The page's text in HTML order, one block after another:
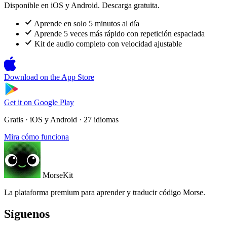
Disponible en iOS y Android. Descarga gratuita.
Aprende en solo 5 minutos al día
Aprende 5 veces más rápido con repetición espaciada
Kit de audio completo con velocidad ajustable
Download on the App Store
Get it on Google Play
Gratis · iOS y Android · 27 idiomas
Mira cómo funciona
MorseKit
La plataforma premium para aprender y traducir código Morse.
Síguenos